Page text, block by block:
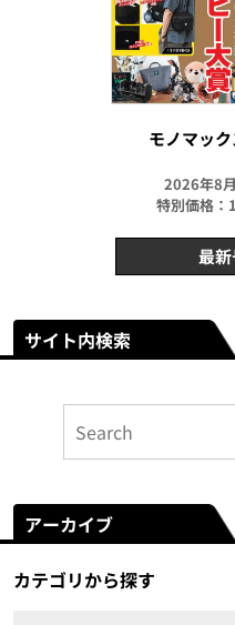
モノマッ
2026年8
特別価格：
最
サイト内検索
アーカイブ
カテゴリから探す